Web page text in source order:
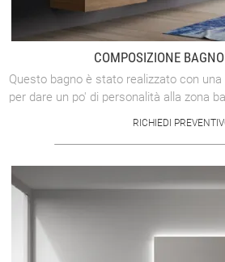
COMPOSIZIONE
Questo bagno è stato realizzato con
per dare un po' di personalità alla zona
RICHIEDI